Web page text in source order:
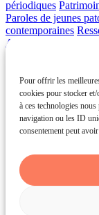
Pour offrir les
cookies pour stocker
à ces technologies
navigation ou les ID
consentement peut
périodiques
Paroles de jeunes
contemporaines
Apprendre les patois
Valais
powered by